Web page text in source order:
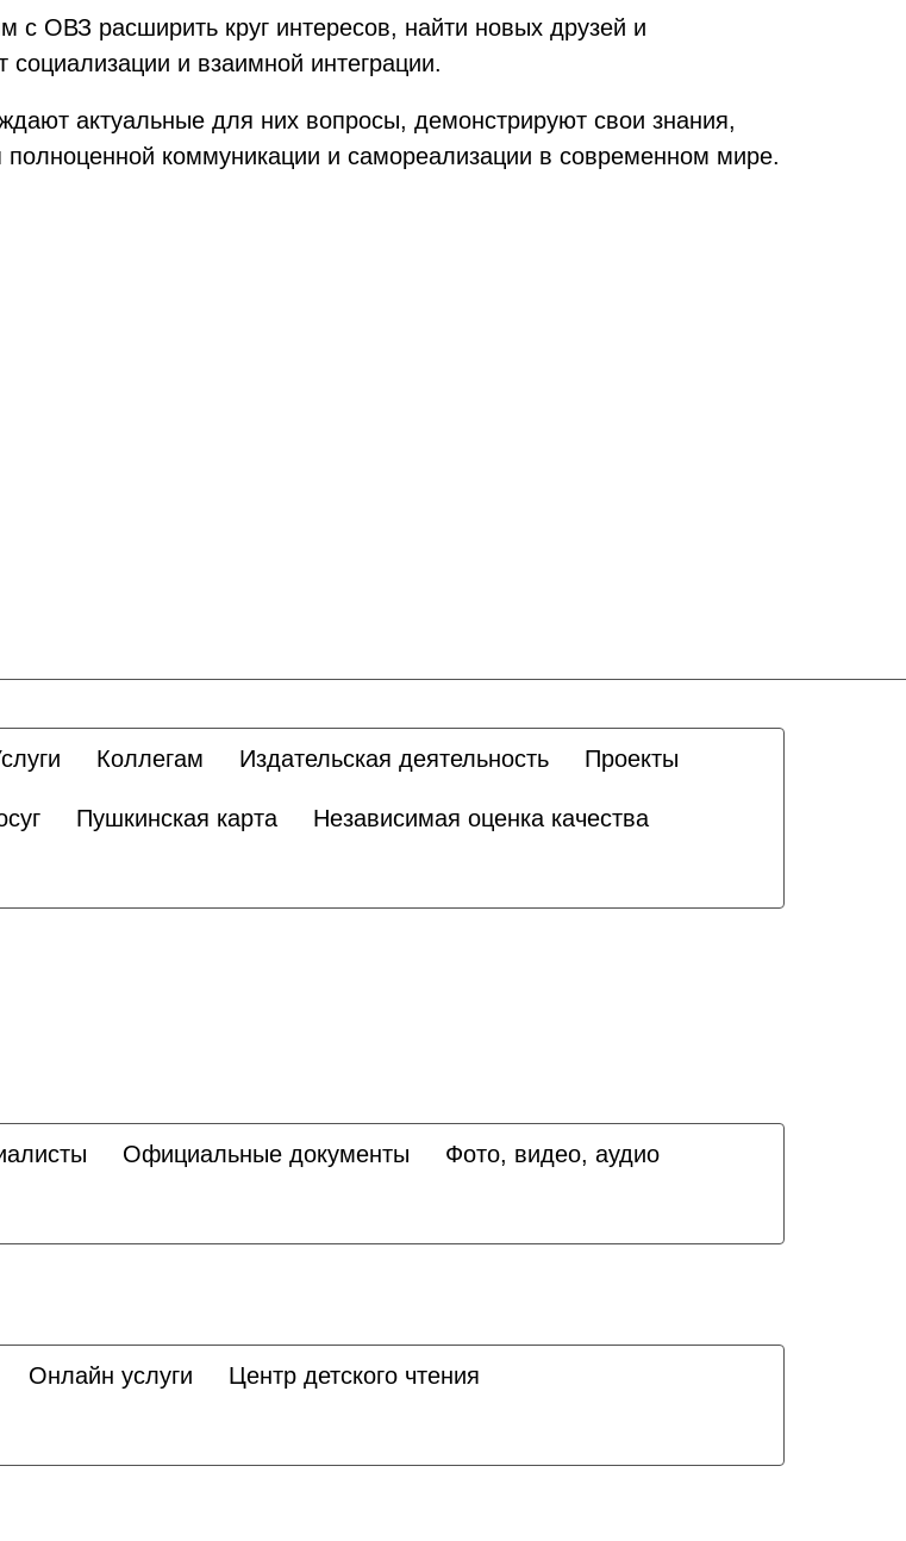
с ОВЗ расширить круг интересов, найти новых друзей и
и взаимной интеграции.
актуальные для них вопросы, демонстрируют свои знания,
коммуникации и самореализации в современном мире.
Коллегам Издательская деятельность Проекты
Пушкинская карта Независимая оценка качества
Официальные документы Фото, видео, аудио
Онлайн услуги Центр детского чтения